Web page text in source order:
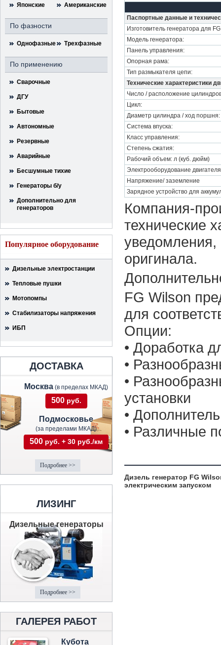
Японские Американские
По фазности
Однофазные Трехфазные
По применению
Сварочные
ДГУ
Бытовые
Автономные
Резервные
Аварийные
Бесшумные тихие
Генераторы б/у
Дополнительно для
генераторов
Популярное оборудование
Дизельные электростанции
Тепловые пушки
Мотопомпы
Стабилизаторы напряжения
ИБП
ДОСТАВКА
Москва (в пределах МКАД)
500 руб.
Подмосковье
(за пределами МКАД)
500 руб. + 30 руб./км
Подробнее >>
ЛИЗИНГ
Дизельные генераторы
Подробнее >>
ГАЛЕРЕЯ РАБОТ
Кубота
Паспортные данные и
Изготовитель генератора для
Модель генератора:
Панель управления:
Опорная рама:
Тип размыкателя цепи:
Технические характеристики
Число / расположение
Цикл:
Диаметр цилиндра / ход
Система впуска:
Класс управления:
Степень сжатия:
Рабочий объем: л (куб. дюйм)
Электрооборудование двигателя
Напряжение/ заземление
Зарядное устройство для
Компания-
технические
уведомления,
оригинала.
FG Wilson
для
Опции:
• Доработка
•
•
установки
•
• Различные
Дизель генератор FG
электрическим запуском